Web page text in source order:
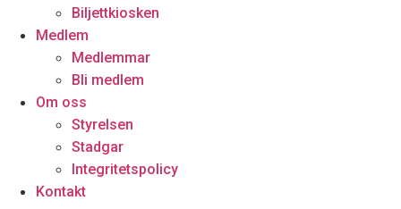
Biljettkiosken
Medlem
Medlemmar
Bli medlem
Om oss
Styrelsen
Stadgar
Integritetspolicy
Kontakt